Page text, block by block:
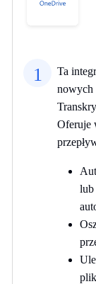
1
Ta
nowych
Oferuje
lub